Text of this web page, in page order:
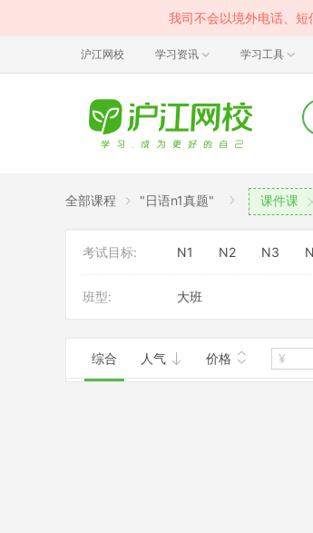
我司不会以境外电话、短
沪江网校 学习资讯 学习工具
全部课程 "日语n1真题" 课件课
考试目标: N1 N2 N3
班型: 大班
综合 人气 价格